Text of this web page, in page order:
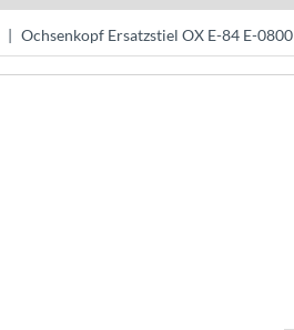
Ochsenkopf Ersatzstiel OX E-84 E-0800